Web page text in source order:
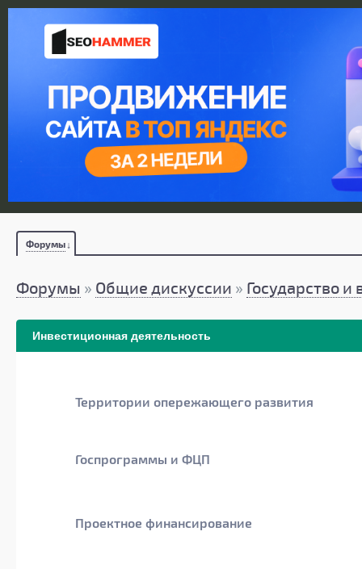
Форумы
Форумы » Общие дискуссии » Государство и
Инвестиционная деятельность
Территории опережающего развития
Госпрограммы и ФЦП
Проектное финансирование